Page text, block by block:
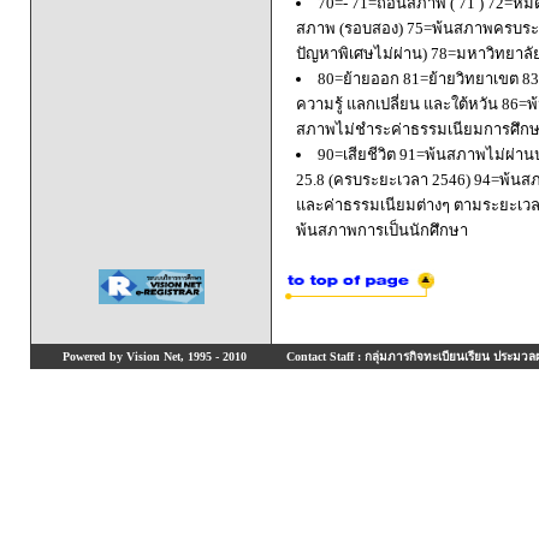
สภาพ (รอบสอง) 75=พ้นสภาพครบ
ปัญหาพิเศษไม่ผ่าน) 78=มหาวิทยา
80=ย้ายออก 81=ย้ายวิทยาเขต
ความรู้ แลกเปลี่ยน และใต้หวัน
สภาพไม่ชำระค่าธรรมเนียมการศึก
90=เสียชีวิต 91=พ้นสภาพไม่ผ่า
25.8 (ครบระยะเวลา 2546) 94=พ้
และค่าธรรมเนียมต่างๆ ตามระยะเ
พ้นสภาพการเป็นนักศึกษา
Powered by Vision Net, 1995 - 2010 Contact Staff : กลุ่มภารกิจทะเบียนเรียน ประมวล